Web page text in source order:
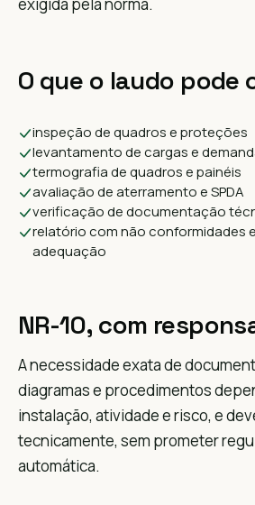
exigida pela norma.
O que o laudo pode
inspeção de quadros e proteções
levantamento de cargas e
termografia de quadros e painéis
avaliação de aterramento e SPDA
verificação de documentação
relatório com não conformidades
adequação
NR-10, com
A necessidade exata de
diagramas e procedimentos
instalação, atividade e risco, e
tecnicamente, sem prometer
automática.